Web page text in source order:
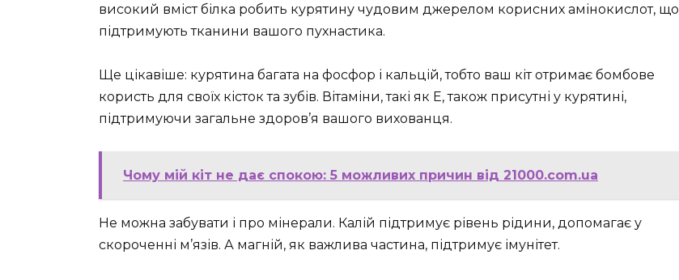
високий вміст білка робить курятину чудовим джерелом корисних амінокислот, що
підтримують тканини вашого пухнастика.
Ще цікавіше: курятина багата на фосфор і кальцій, тобто ваш кіт отримає бомбове
користь для своїх кісток та зубів. Вітаміни, такі як Е, також присутні у курятині,
підтримуючи загальне здоров’я вашого вихованця.
Чому мій кіт не дає спокою: 5 можливих причин від 21000.com.ua
Не можна забувати і про мінерали. Калій підтримує рівень рідини, допомагає у
скороченні м’язів. А магній, як важлива частина, підтримує імунітет.